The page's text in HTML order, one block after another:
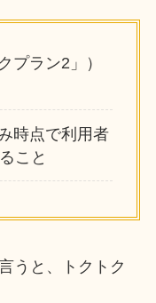
プラン2」）
時点で利用者
こと
うと、トクトク